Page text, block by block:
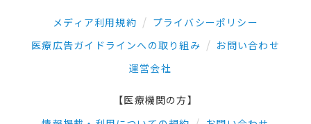
メディア利用規約
プライバシーポリシー
医療広告ガイドラインへの取り組み
お問い合わせ
運営会社
【医療機関の方】